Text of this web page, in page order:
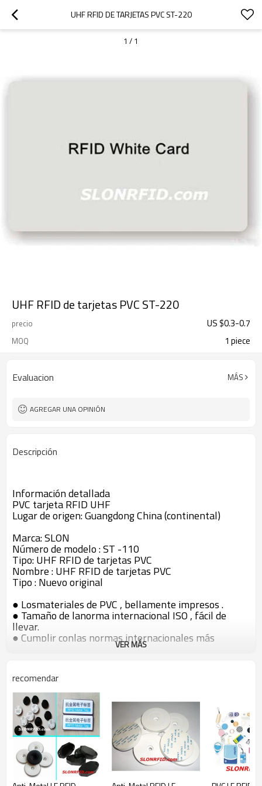
UHF RFID DE TARJETAS PVC ST-220
1 / 1
UHF RFID de tarjetas PVC ST-220
precio US $0.3-0.7
MOQ 1 piece
Evaluacion MÁS
AGREGAR UNA OPINIÓN
Descripción
Información detallada
PVC tarjeta RFID UHF
Lugar de origen: Guangdong China (continental)
Marca: SLON
Número de modelo : ST -110
Tipo: UHF RFID de tarjetas PVC
Nombre : UHF RFID de tarjetas PVC
Tipo : Nuevo original
● Losmateriales de PVC , bellamente impresos .
● Tamaño de lanorma internacional ISO , fácil de
llevar.
● Cumplir conlas normas internacionales más
recientes , usado en más industrias y áreas.
● Dividido enbaja frecuencia ( LF ) de tipo.
Parámetros técnicos:
Frecuencia de operación
125K Hz ( LF )
Fichas 125K Hz Packaged
VER MÁS
recomendar